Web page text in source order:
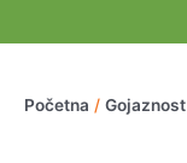
Početna / Gojaznost